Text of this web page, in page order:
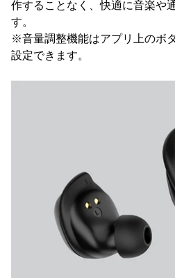
作することなく、快適に音楽や
す。
※音量調整機能はアプリ上のボ
設定できます。